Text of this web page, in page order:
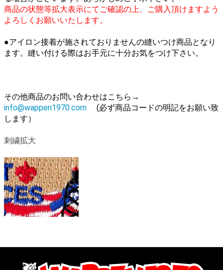
商品の状態等拡大表示にてご確認の上、ご購入頂けますよう
よろしくお願いいたします。
●アイロン接着が施されておりませんの縫いつけ商品となり
ます。縫い付ける際はお手元に十分お気をつけ下さい。
その他商品のお問い合わせはこちら→
info@wappen1970.com (必ず商品コードの明記をお願い致
します）
刺繍拡大